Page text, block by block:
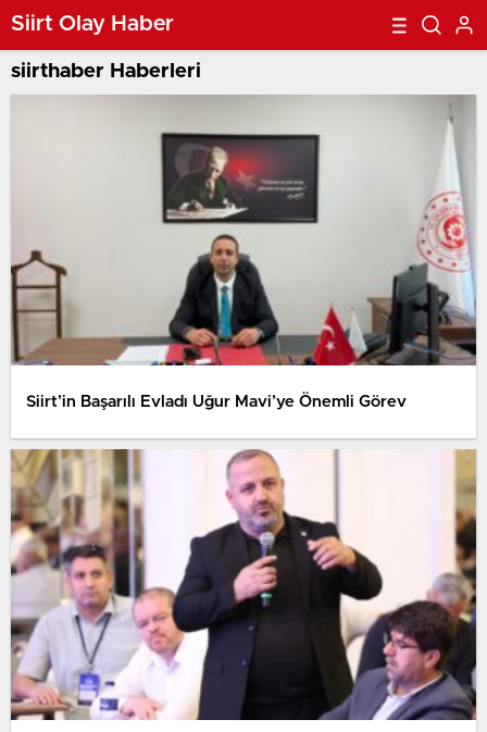
Siirt Olay Haber
siirthaber Haberleri
Siirt’in Başarılı Evladı Uğur Mavi’ye Önemli Görev